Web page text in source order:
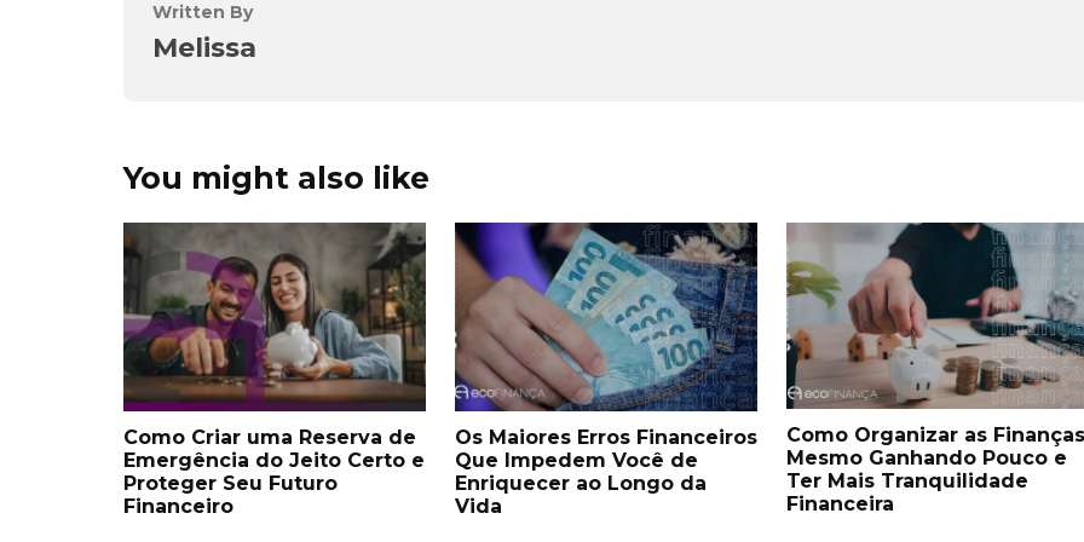
Written By
Melissa
You might also like
Como Criar uma Reserva de
Emergência do Jeito Certo e
Proteger Seu Futuro
Financeiro
Os Maiores Erros Financeiros
Que Impedem Você de
Enriquecer ao Longo da
Vida
Como Organizar as Finanças
Mesmo Ganhando Pouco e
Ter Mais Tranquilidade
Financeira